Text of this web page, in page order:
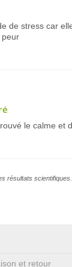
de stress car
peur
le calme et
résultats scientifiques.
et retour